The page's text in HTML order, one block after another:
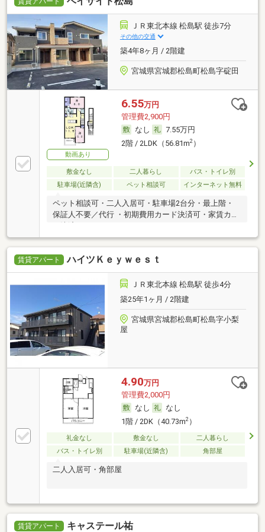
ＪＲ東北本線 松島駅 徒歩7分
その他の交通
築4年8ヶ月 / 2階建
宮城県宮城郡松島町松島字碇田
動画あり
6.55万円
管理費2,900円
なし
7.55万円
2階 / 2LDK（56.81m2）
敷金なし 二人暮らし
バス・トイレ別
駐車場(近隣含)
ペット相談可 インターネット無料
ペット相談可・二人入居可・駐車場2台分・最上階・
保証人不要／代行 ・初期費用カード決済可・家賃カー
ド決済可
賃貸アパート ハイツＫｅｙｗｅｓｔ
ＪＲ東北本線 松島駅 徒歩4分
築25年1ヶ月 / 2階建
宮城県宮城郡松島町松島字小梨
屋
4.90万円
管理費2,000円
なし
なし
1階 / 2DK（40.73m2）
礼金なし 敷金なし
二人暮らし
バス・トイレ別
駐車場(近隣含) 角部屋
二人入居可・角部屋
賃貸アパート キャステール祐